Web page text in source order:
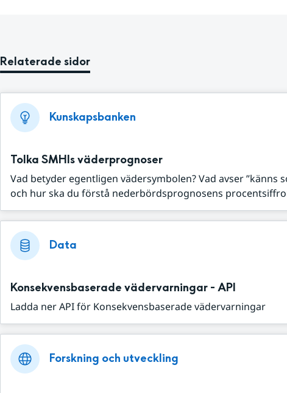
Relaterade sidor
Kunskapsbanken
Tolka SMHIs väderprognoser
Vad betyder egentligen vädersymbolen? Vad avser ”känns
och hur ska du förstå nederbördsprognosens
Data
Konsekvensbaserade vädervarningar - API
Ladda ner API för Konsekvensbaserade vädervarningar
Forskning och utveckling